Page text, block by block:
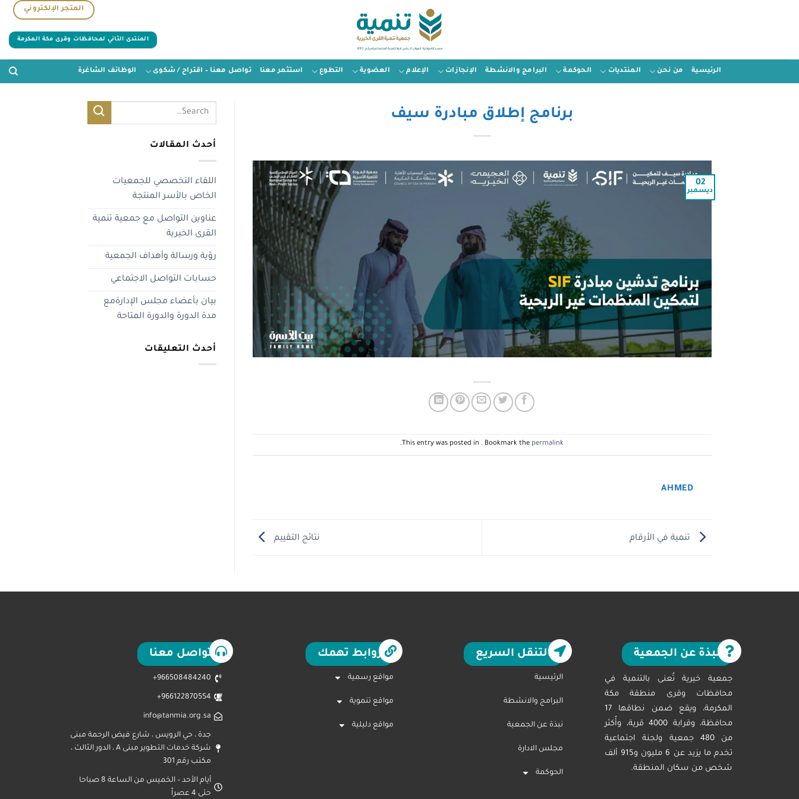
المتجر الإلكتروني
المنتدى الثاني لمحافظات وقرى مكة المكرمة
الرئيسية من نحن المنتديات الحوكمة البرامج والانشطة الإنجازات الإعلام العضوية التطوع استثمر معنا تواصل معنا – اقتراح / شكوى الوظائف الشاغرة
برنامج إطلاق مبادرة سيف
02
ديسمبر
This entry was posted in . Bookmark the permalink
.
AHMED
تنمية في الأرقام نتائج التقييم
أحدث المقالات
اللقاء التخصصي للجمعيات
الخاص بالأسر المنتجة
عناوين التواصل مع جمعية تنمية
القرى الخيرية
رؤية ورسالة وأهداف الجمعية
حسابات التواصل الاجتماعي
بيان بأعضاء مجلس الإدارةمع
مدة الدورة والدورة المتاحة
أحدث التعليقات
نبذة عن الجمعية
جمعية خيرية تُعنى بالتنمية في
محافظات وقرى منطقة مكة
المكرمة، ويقع ضمن نطاقها 17
محافظة، وقرابة 4000 قرية، وأُكثر
من 480 جمعية ولجنة اجتماعية
تخدم ما يزيد عن 6 مليون و915 ألف
شخص من سكان المنطقة.
التنقل السريع
الرئيسية
البرامج والانشطة
نبذة عن الجمعية
مجلس الادارة
الحوكمة
روابط تهمك
مواقع رسمية
مواقع تنموية
مواقع دليلية
تواصل معنا
966508484240+
966122870554+
info@tanmia.org.sa
جدة ، حي الرويس ، شارع فيض الرحمة مبنى
شركة خدمات التطوير مبنى A ، الدور الثالث ،
مكتب رقم 301
أيام الأحد – الخميس من الساعة 8 صباحا
حتى 4 عصراً